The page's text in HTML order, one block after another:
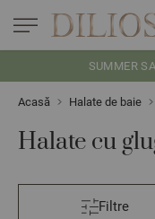
SUMMER
Acasă Halate de baie
Halate cu
Filtre